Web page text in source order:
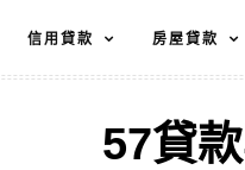
信用貸款 房屋貸款
57貸